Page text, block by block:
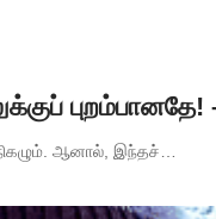
ஆனால், இந்தச்…